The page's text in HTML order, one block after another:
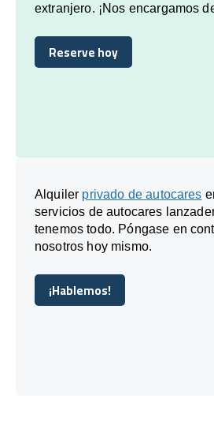
extranjero. ¡Nos encargamos
Reserve hoy
Reserve hoy
Alquiler privado de autocares
servicios de autocares
tenemos todo. Póngase en
nosotros hoy mismo.
¡Hablemos!
¡Hablemos!